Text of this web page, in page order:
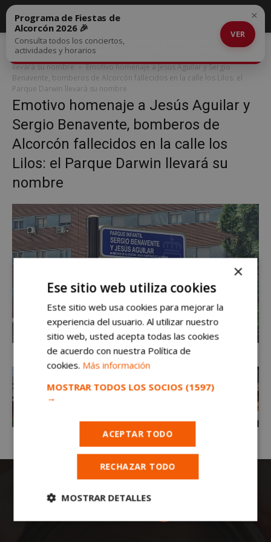
Inicio
Emotivo homenaje a Jesús Aguilar y Sergio Benavente,
bomberos de Alcorcón fallecidos en la calle los Lilos: el Parque Darwin
llevará su nombre
Emotivo homenaje a Jesús Aguilar y Sergio
Benavente, bomberos de Alcorcón fallecidos en la calle los Lilos: el
Parque Darwin llevará su nombre
Emotivo homenaje a Jesús Aguilar y
Sergio Benavente, bomberos de
Alcorcón fallecidos en la calle los
Lilos: el Parque Darwin llevará su
nombre
Programa de Fiestas de
Alcorcón 2026 🎉
Consulta todos los conciertos,
actividades y horarios
VER
×
×
Ese sitio web utiliza cookies
Este sitio web usa cookies para mejorar la
experiencia del usuario. Al utilizar nuestro
sitio web, usted acepta todas las cookies
de acuerdo con nuestra Política de
cookies. Más información
MOSTRAR TODOS LOS SOCIOS (1597)
→
ACEPTAR TODO
RECHAZAR TODO
MOSTRAR DETALLES
Cookies
Cookies de